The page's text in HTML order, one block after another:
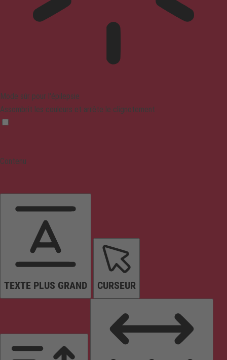
Mode sûr pour l'épilepsie
Assombrit les couleurs et arrête le clignotement
Contenu
TEXTE PLUS GRAND CURSEUR